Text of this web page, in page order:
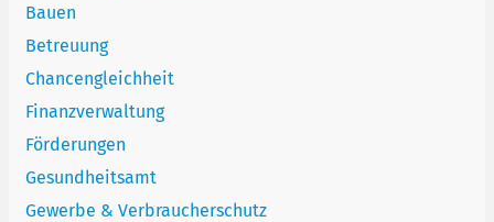
Bauen
Betreuung
Chancengleichheit
Finanzverwaltung
Förderungen
Gesundheitsamt
Gewerbe & Verbraucherschutz